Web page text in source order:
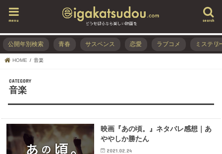
search
menu
公開年別検索 青春 サスペンス 恋愛 ラブコメ ミステリ
HOME 音楽
音楽
映画『あの頃。』ネタバレ感想｜あ
ややしか勝たん
2021.02.24